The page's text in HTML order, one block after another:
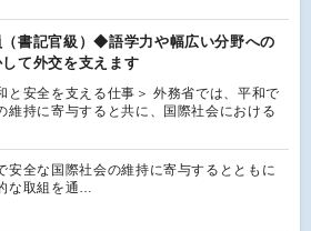
書記官級）◆語学力や幅広い分野への
て外交を支えます
と安全を支える仕事＞ 外務省では、平和で
維持に寄与すると共に、国際社会における
安全な国際社会の維持に寄与するとともに
な取組を通…